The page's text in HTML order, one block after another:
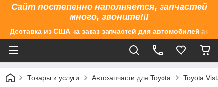
Сайт постепенно наполняется, запчастей
много, звоните!!!
Доставка из США на заказ запчастей для автомобилей
Товары и услуги Автозапчасти для Toyota Toyota